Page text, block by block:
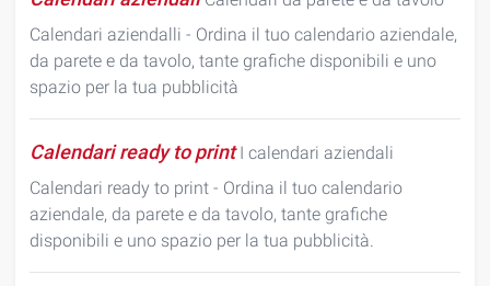
Calendari aziendalli - Ordina il tuo calendario aziendale,
da parete e da tavolo, tante grafiche disponibili e uno
spazio per la tua pubblicità
Calendari ready to printI calendari aziendali
Calendari ready to print - Ordina il tuo calendario
aziendale, da parete e da tavolo, tante grafiche
disponibili e uno spazio per la tua pubblicità.